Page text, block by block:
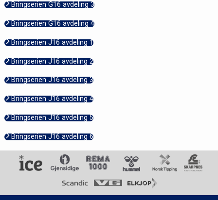
Bringserien G16 avdeling 3
Bringserien G16 avdeling 4
Bringserien J16 avdeling 1
Bringserien J16 avdeling 2
Bringserien J16 avdeling 3
Bringserien J16 avdeling 4
Bringserien J16 avdeling 5
Bringserien J16 avdeling 6